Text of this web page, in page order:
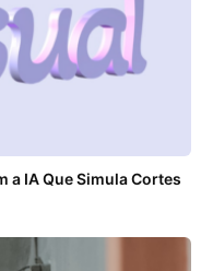
a IA Que Simula Cortes